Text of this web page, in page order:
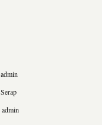
admin
Serap
admin